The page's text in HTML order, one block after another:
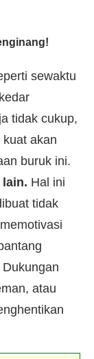
sewaktu
tidak cukup,
akan
buruk ini.
Hal ini
tidak
atau